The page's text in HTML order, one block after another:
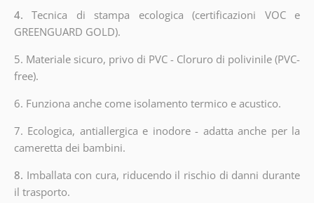
4.Tecnica di stampa ecologica (certificazioni VOC e
GREENGUARD GOLD).
5. Materiale sicuro, privo di PVC - Cloruro di polivinile (PVC-
free).
6. Funziona anche come isolamento termico e acustico.
7. Ecologica, antiallergica e inodore - adatta anche per la
cameretta dei bambini.
8. Imballata con cura, riducendo il rischio di danni durante
il trasporto.